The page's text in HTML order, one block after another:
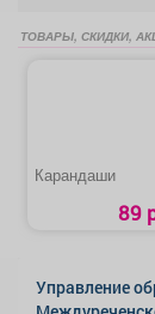
ТОВАРЫ, СКИДКИ,
Карандаши
89
Управление